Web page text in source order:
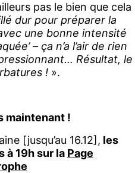
pas le bien que cela
dur pour préparer la
une bonne intensité
– ça n’a l’air de rien
Résultat, le
! ».
maintenant !
[jusqu’au 16.12], les
à 19h sur la Page